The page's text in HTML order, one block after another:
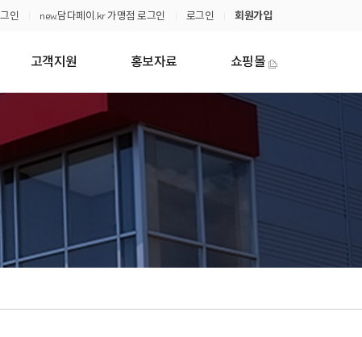
인 new.담다페이.kr 가맹점 로그인 로그인 회원가입
고객지원 홍보자료 쇼핑몰